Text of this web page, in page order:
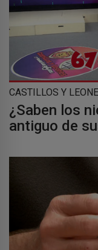
CASTILLOS Y
¿Saben los
antiguo de